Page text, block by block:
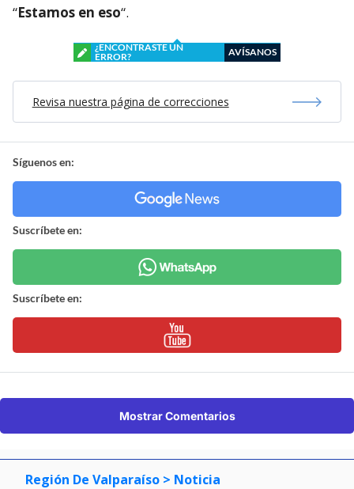
“Estamos en eso“.
¿ENCONTRASTE UN
ERROR?
AVÍSANOS
Revisa nuestra página de correcciones
Síguenos en:
Suscríbete en:
Suscríbete en:
Mostrar Comentarios
Región De Valparaíso > Noticia